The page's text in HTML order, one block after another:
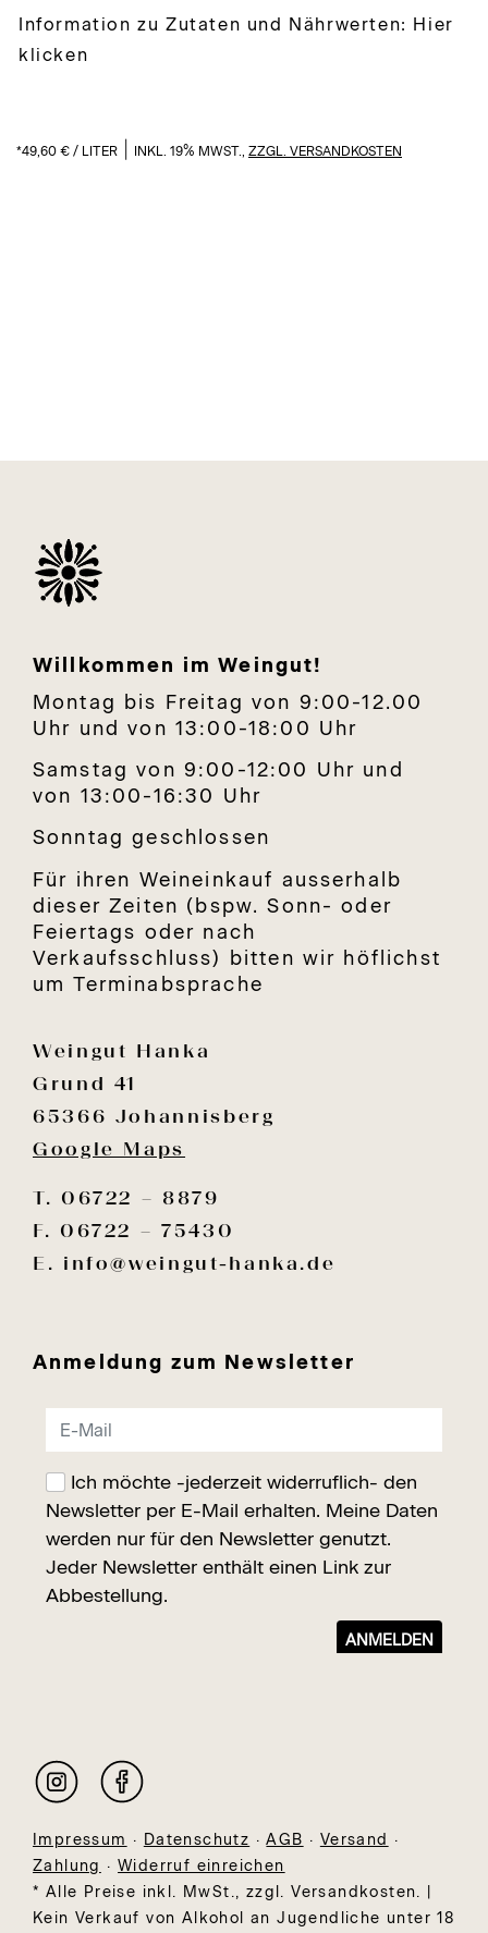
Information zu Zutaten und Nährwerten: Hier
klicken
*49,60 € / LITER INKL. 19% MWST., ZZGL. VERSANDKOSTEN
Willkommen im Weingut!
Montag bis Freitag von 9:00-12.00
Uhr und von 13:00-18:00 Uhr
Samstag von 9:00-12:00 Uhr und
von 13:00-16:30 Uhr
Sonntag geschlossen
Für ihren Weineinkauf ausserhalb
dieser Zeiten (bspw. Sonn- oder
Feiertags oder nach
Verkaufsschluss) bitten wir höflichst
um Terminabsprache
Weingut Hanka
Grund 41
65366 Johannisberg
Google Maps
T. 06722 – 8879
F. 06722 – 75430
E. info@weingut-hanka.de
Anmeldung zum Newsletter
Impressum · Datenschutz ·AGB · Versand ·
Zahlung ·Widerruf einreichen
* Alle Preise inkl. MwSt., zzgl. Versandkosten. |
Kein Verkauf von Alkohol an Jugendliche unter 18